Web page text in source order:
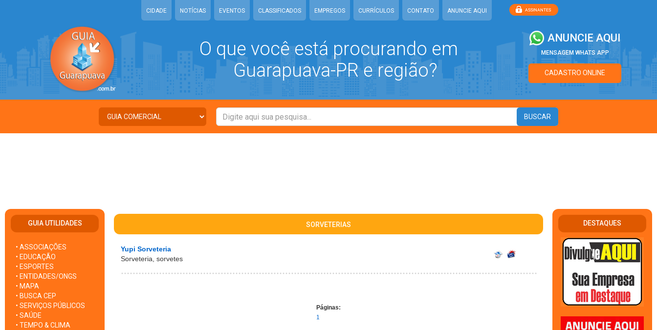
CIDADE NOTÍCIAS EVENTOS CLASSIFICADOS EMPREGOS CURRÍCULOS CONTATO ANUNCIE AQUI
O que você está procurando em
Guarapuava-PR e região?
ANUNCIE AQUI
MENSAGEM WHATS APP
CADASTRO ONLINE
GUIA UTILIDADES
• ASSOCIAÇÕES
• EDUCAÇÃO
• ESPORTES
• ENTIDADES/ONGS
• MAPA
• BUSCA CEP
• SERVIÇOS PÚBLICOS
• SAÚDE
• TEMPO & CLIMA
SORVETERIAS
Yupi Sorveteria
Sorveteria, sorvetes
Páginas:
1
DESTAQUES